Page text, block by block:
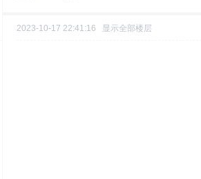
2023-10-17 22:41:16 显示全部楼层